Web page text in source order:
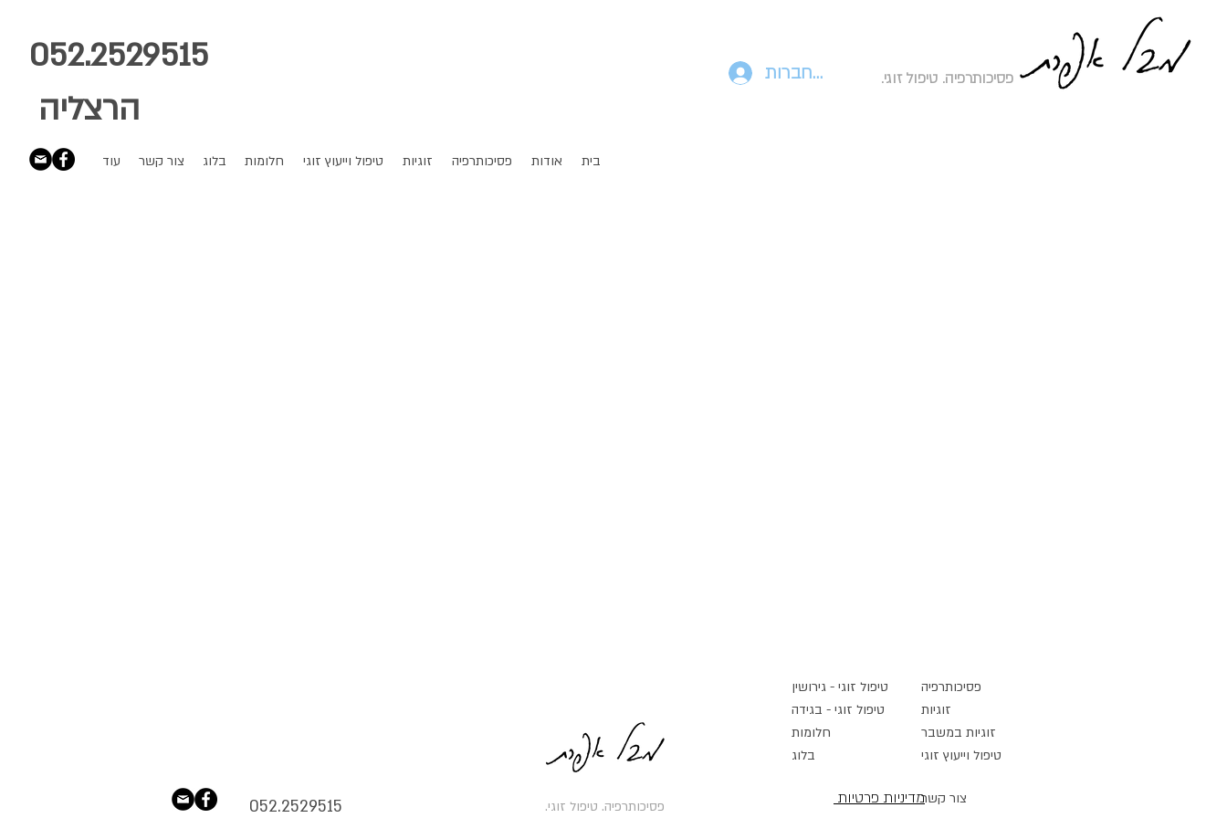
052.2529515
הרצליה
בית אודות פסיכותרפיה זוגיות טיפול וייעוץ זוגי חלומות בלוג צור קשר עוד
להתחברות פסיכותרפיה. טיפול זוגי.
052.2529515 פסיכותרפיה. טיפול זוגי.
טיפול זוגי - גירושין
טיפול זוגי - בגידה
חלומות
בלוג
פסיכותרפיה
זוגיות
זוגיות במשבר
טיפול וייעוץ זוגי
צור קשרמדיניות פרטיות